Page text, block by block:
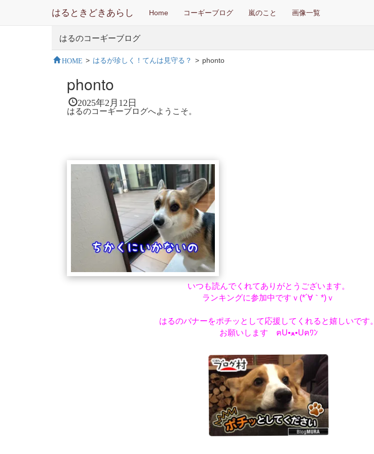
はるときどきあらし Home コーギーブログ 嵐のこと 画像一覧
はるのコーギーブログ
HOME > はるが珍しく！てんは見守る？ > phonto
phonto
2025年2月12日
はるのコーギーブログへようこそ。
いつも読んでくれてありがとうございます。
ランキングに参加中ですｖ(*´∀｀*)ｖ
はるのバナーをポチッとして応援してくれると嬉しいです。
お願いします ฅU•ﻌ•Uฅﾜﾝ